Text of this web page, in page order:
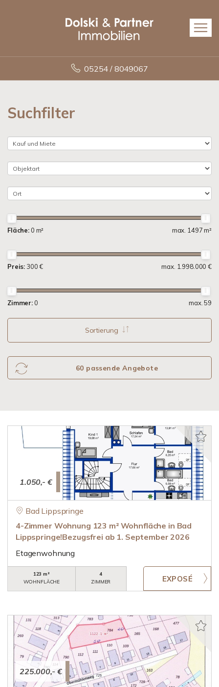
05254 / 8049067
Suchfilter
Fläche: 0 m² max. 1497 m²
Preis: 300 € max. 1.998.000 €
Zimmer: 0 max. 59
Sortierung
60 passende Angebote
1.050,- €
Bad Lippspringe
4-Zimmer Wohnung 123 m² Wohnfläche in Bad
Lippspringe!Bezugsfrei ab 1. September 2026
Etagenwohnung
123 m²
WOHNFLÄCHE
4
ZIMMER
225.000,- €